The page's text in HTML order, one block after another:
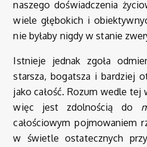
naszego doświadczenia
wiele głębokich i
nie byłaby nigdy w stanie
Istnieje jednak zgoła
starsza, bogatsza i bardziej
jako całość. Rozum wedle
więc jest zdolnością do
całościowym pojmowaniem
w świetle ostatecznych